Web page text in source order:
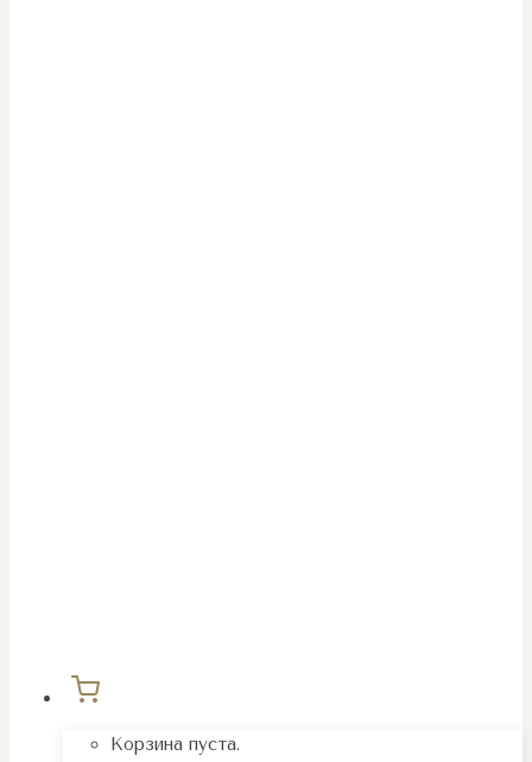
Корзина пуста.